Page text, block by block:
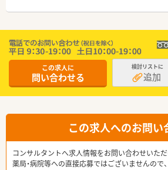
この求人に
問い合わせる
検討リストに
追加
この求人へのお問い
コンサルタントへ求人情報をお問い合わせいただ
薬局・病院等への直接応募ではございませんので